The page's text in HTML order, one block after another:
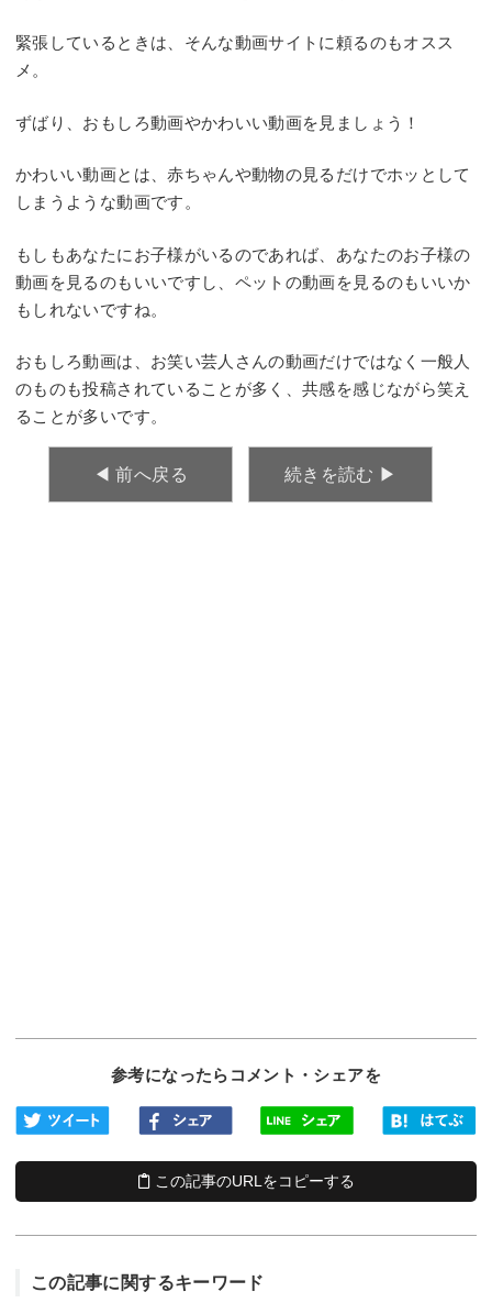
緊張しているときは、そんな動画サイトに頼るのもオスス
メ。
ずばり、おもしろ動画やかわいい動画を見ましょう！
かわいい動画とは、赤ちゃんや動物の見るだけでホッとして
しまうような動画です。
もしもあなたにお子様がいるのであれば、あなたのお子様の
動画を見るのもいいですし、ペットの動画を見るのもいいか
もしれないですね。
おもしろ動画は、お笑い芸人さんの動画だけではなく一般人
のものも投稿されていることが多く、共感を感じながら笑え
ることが多いです。
◀︎ 前へ戻る 続きを読む ▶︎
参考になったらコメント・シェアを
この記事のURLをコピーする
この記事に関するキーワード